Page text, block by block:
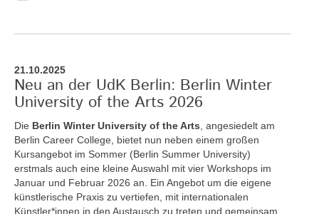
21.10.2025
Neu an der UdK Berlin: Berlin Winter
University of the Arts 2026
Die Berlin Winter University of the Arts , angesiedelt am
Berlin Career College, bietet nun neben einem großen
Kursangebot im Sommer (Berlin Summer University)
erstmals auch eine kleine Auswahl mit vier Workshops im
Januar und Februar 2026 an. Ein Angebot um die eigene
künstlerische Praxis zu vertiefen, mit internationalen
Künstler*innen in den Austausch zu treten und gemeinsam